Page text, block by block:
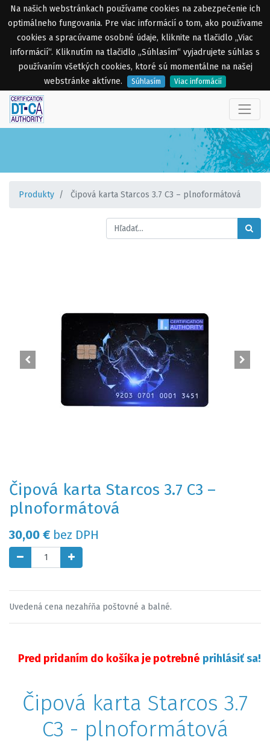
Na našich webstránkach používame cookies na zabezpečenie ich
optimálneho fungovania. Pre viac informácií o tom, ako používame
cookies a spracúvame osobné údaje, kliknite na tlačidlo „Viac
informácií“. Kliknutím na tlačidlo „Súhlasím“ vyjadrujete súhlas s
používaním všetkých cookies, ktoré sú momentálne na našej
webstránke aktívne.
Súhlasím Viac informácií
Produkty Čipová karta Starcos 3.7 C3 – plnoformátová
Čipová karta Starcos 3.7 C3 –
plnoformátová
30,00 € bez DPH
Uvedená cena nezahŕňa poštovné a balné.
Pred pridaním do košíka je potrebné prihlásiť sa!
Čipová karta Starcos 3.7
C3 - plnoformátová